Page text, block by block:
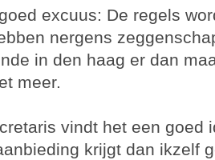
excuus: De regels
nergens
in den haag er dan
meer.
vindt het een goed
krijgt dan ikzelf